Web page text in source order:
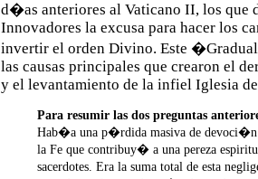
d�as anteriores al Vaticano II, los que
Innovadores la excusa para hacer los
invertir el orden Divino. Este
las causas principales que crearon el
y el levantamiento de la infiel Iglesia
Para resumir las dos preguntas
Hab�a una p�rdida masiva de devoci�n
la Fe que contribuy� a una pereza
sacerdotes. Era la suma total de esta